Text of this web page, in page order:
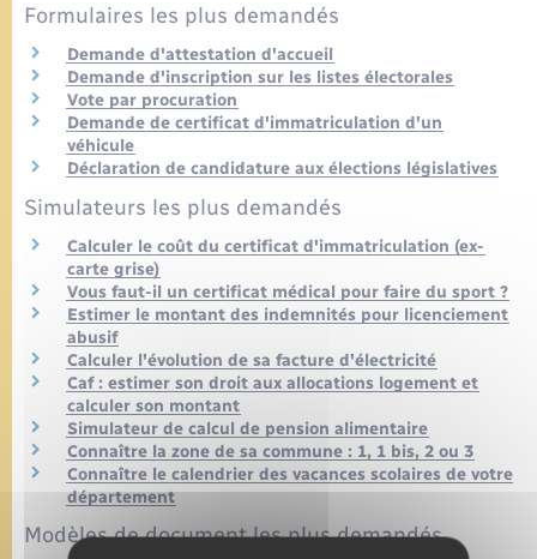
Formulaires les plus demandés
Demande d'attestation d'accueil
Demande d'inscription sur les listes électorales
Vote par procuration
Demande de certificat d'immatriculation d'un
véhicule
Déclaration de candidature aux élections législatives
Simulateurs les plus demandés
Calculer le coût du certificat d'immatriculation (ex-
carte grise)
Vous faut-il un certificat médical pour faire du sport ?
Estimer le montant des indemnités pour licenciement
abusif
Calculer l'évolution de sa facture d'électricité
Caf : estimer son droit aux allocations logement et
calculer son montant
Simulateur de calcul de pension alimentaire
Connaître la zone de sa commune : 1, 1 bis, 2 ou 3
Connaître le calendrier des vacances scolaires de votre
département
Modèles de document les plus demandés